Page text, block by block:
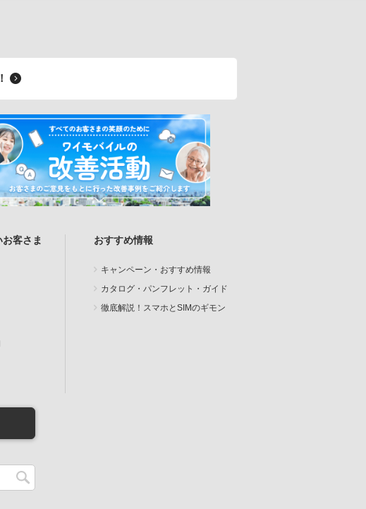
客さま おすすめ情報
キャンペーン・おすすめ情報
カタログ・パンフレット・ガイド
徹底解説！スマホとSIMのギモン